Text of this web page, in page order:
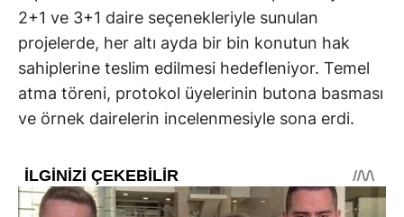
2+1 ve 3+1 daire seçenekleriyle sunulan
projelerde, her altı ayda bir bin konutun hak
sahiplerine teslim edilmesi hedefleniyor. Temel
atma töreni, protokol üyelerinin butona basması
ve örnek dairelerin incelenmesiyle sona erdi.